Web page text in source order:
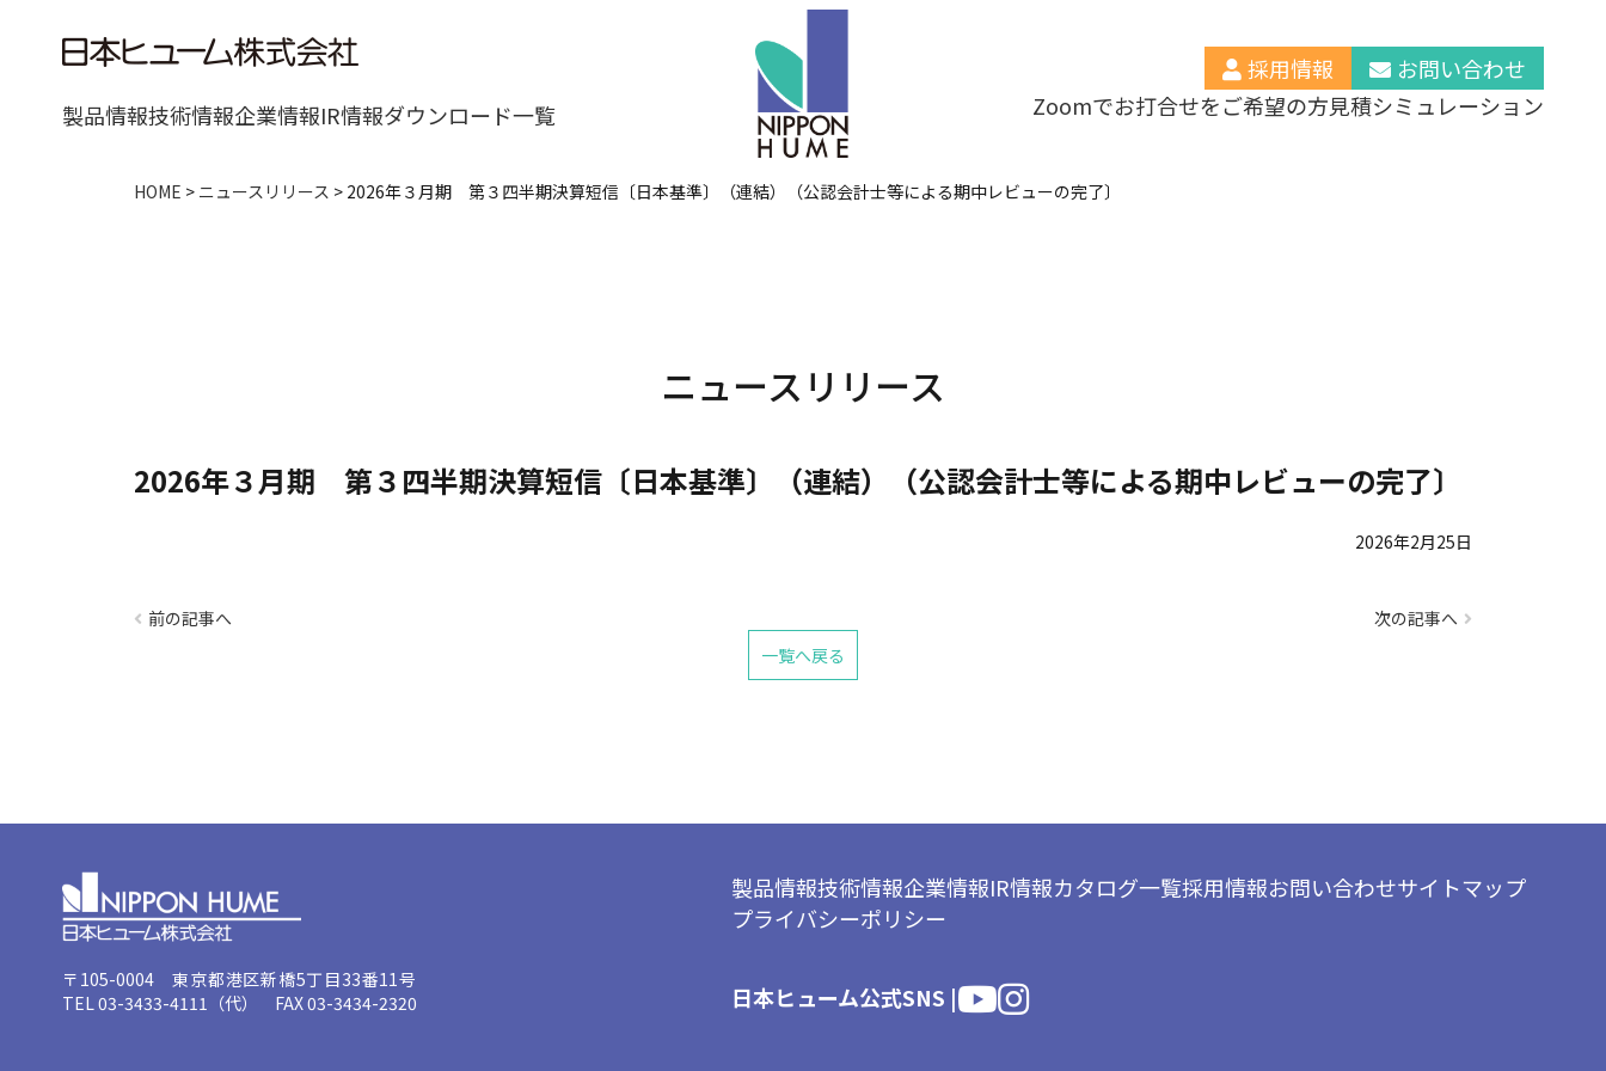
製品情報技術情報企業情報IR情報ダウンロード一覧
採用情報
お問い合わせ
Zoomでお打合せをご希望の方見積シミュレーション
HOME > ニュースリリース > 2026年３月期 第３四半期決算短信〔日本基準〕（連結）（公認会計士等による期中レビューの完了〕
ニュースリリース
2026年３月期 第３四半期決算短信〔日本基準〕（連結）（公認会計士等による期中レビューの完了〕
2026年2月25日
前の記事へ
次の記事へ
一覧へ戻る
〒105-0004 東京都港区新橋5丁目33番11号
TEL 03-3433-4111（代） FAX 03-3434-2320
製品情報技術情報企業情報IR情報カタログ一覧採用情報お問い合わせサイトマップ
プライバシーポリシー
日本ヒューム公式SNS |